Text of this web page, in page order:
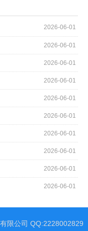
2026-06-01
2026-06-01
2026-06-01
2026-06-01
2026-06-01
2026-06-01
2026-06-01
2026-06-01
2026-06-01
2026-06-01
限公司 QQ:2228002829